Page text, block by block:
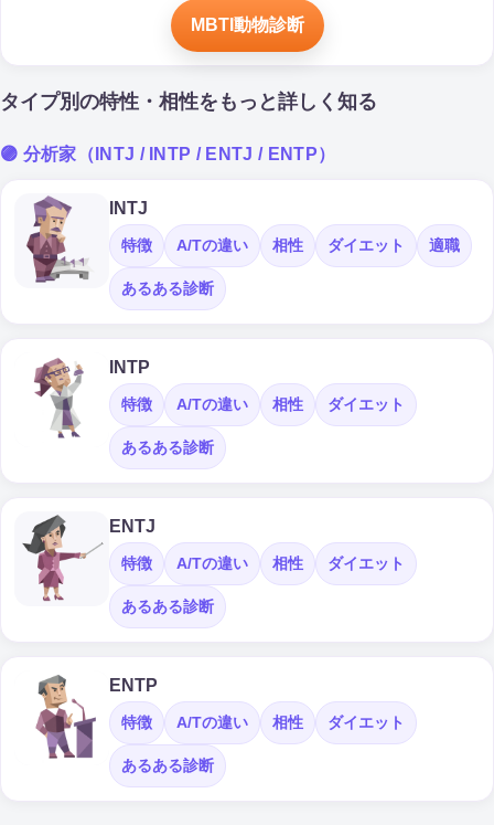
MBTI動物診断
タイプ別の特性・相性をもっと詳しく知る
🟣 分析家（INTJ / INTP / ENTJ / ENTP）
INTJ
特徴 A/Tの違い 相性 ダイエット 適職
あるある診断
INTP
特徴 A/Tの違い 相性 ダイエット
あるある診断
ENTJ
特徴 A/Tの違い 相性 ダイエット
あるある診断
ENTP
特徴 A/Tの違い 相性 ダイエット
あるある診断